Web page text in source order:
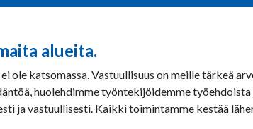
alueita.
ole katsomassa. Vastuullisuus on meille tärkeä
huolehdimme työntekijöidemme
ja vastuullisesti. Kaikki toimintamme kestää